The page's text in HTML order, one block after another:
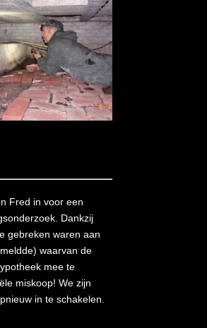
Fred in voor een
Dankzij
gebreken waren aan
waarvan de
mee te
miskoop! We zijn
in te schakelen.